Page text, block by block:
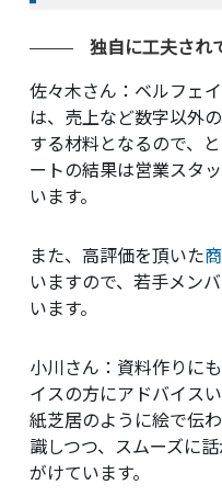
独自に工夫され
佐々木さん： ベルフェ
は、売上など数字以外
する材料となるので、
ートの結果は営業スタ
います。
また、高評価を頂いた
いますので、若手メン
います。
小川さん： 資料作りに
イスの方にアドバイス
紙芝居のように絵で伝
識しつつ、スムーズに
がけています。